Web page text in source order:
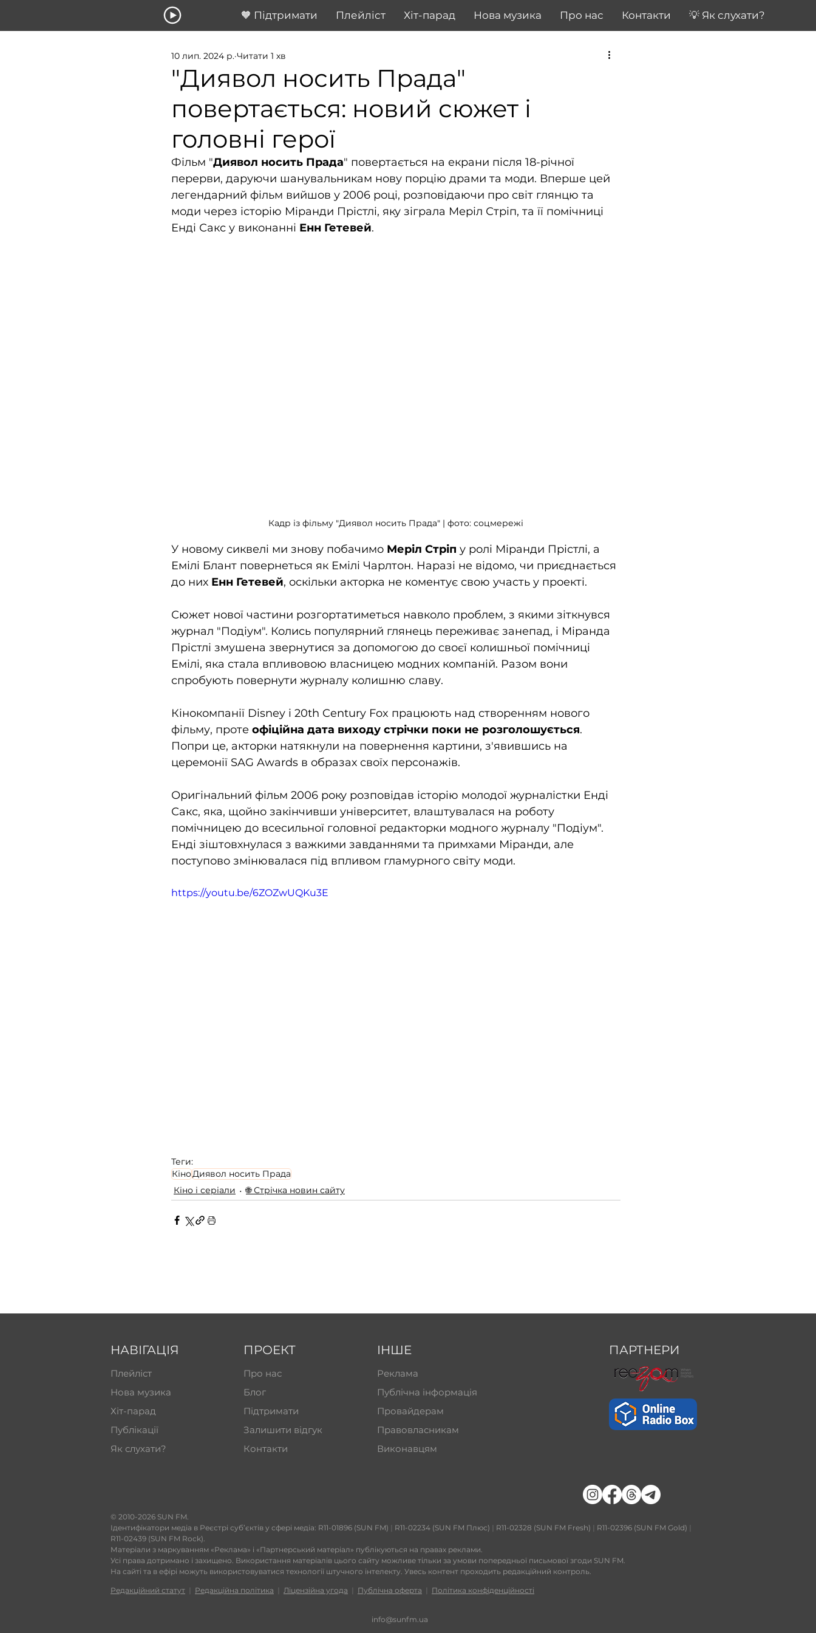
🧡 Підтримати Плейліст Хіт-парад Нова музика Про нас Контакти 💡 Як слухати?
"Диявол носить Прада"
повертається: новий сюжет і
головні герої
10 лип. 2024 р. Читати 1 хв
Фільм "Диявол носить Прада" повертається на екрани після 18-річної
перерви, даруючи шанувальникам нову порцію драми та моди. Вперше цей
легендарний фільм вийшов у 2006 році, розповідаючи про світ глянцю та
моди через історію Міранди Прістлі, яку зіграла Меріл Стріп, та її помічниці
Енді Сакс у виконанні Енн Гетевей.
Кадр із фільму "Диявол носить Прада" | фото: соцмережі
У новому сиквелі ми знову побачимо Меріл Стріп у ролі Міранди Прістлі, а
Емілі Блант повернеться як Емілі Чарлтон. Наразі не відомо, чи приєднається
до них Енн Гетевей, оскільки акторка не коментує свою участь у проекті.
Сюжет нової частини розгортатиметься навколо проблем, з якими зіткнувся
журнал "Подіум". Колись популярний глянець переживає занепад, і Міранда
Прістлі змушена звернутися за допомогою до своєї колишньої помічниці
Емілі, яка стала впливовою власницею модних компаній. Разом вони
спробують повернути журналу колишню славу.
Кінокомпанії Disney і 20th Century Fox працюють над створенням нового
фільму, проте офіційна дата виходу стрічки поки не розголошується.
Попри це, акторки натякнули на повернення картини, з'явившись на
церемонії SAG Awards в образах своїх персонажів.
Оригінальний фільм 2006 року розповідав історію молодої журналістки Енді
Сакс, яка, щойно закінчивши університет, влаштувалася на роботу
помічницею до всесильної головної редакторки модного журналу "Подіум".
Енді зіштовхнулася з важкими завданнями та примхами Міранди, але
поступово змінювалася під впливом гламурного світу моди.
https://youtu.be/6ZOZwUQKu3E
Теги:
КіноДиявол носить Прада
Кіно і серіали
🌐 Стрічка новин сайту
НАВІГАЦІЯ
Плейліст
Нова музика
Хіт-парад
Публікації
Як слухати?
ПРОЕКТ
Про нас
Блог
Підтримати
Залишити відгук
Контакти
ІНШЕ
Реклама
Публічна інформація
Провайдерам
Правовласникам
Виконавцям
ПАРТНЕРИ
​© 2010-2026 SUN FM.
Ідентифікатори медіа в Реєстрі суб’єктів у сфері медіа: R11-01896 (SUN FM) | R11-02234 (SUN FM Плюс) | R11-02328 (SUN FM Fresh) | R11-02396 (SUN FM Gold) |
R11-02439 (SUN FM Rock).
Матеріали з маркуванням «Реклама» і «Партнерський матеріал» публікуються на правах реклами.
Усі права дотримано і захищено. Використання матеріалів цього сайту можливе тільки за умови попередньої письмової згоди SUN FM.
На сайті та в ефірі можуть використовуватися технології штучного інтелекту. Увесь контент проходить редакційний контроль.
Редакційний статут | Редакційна політика | Ліцензійна угода | Публічна оферта | Політика конфіденційності
info@sunfm.ua